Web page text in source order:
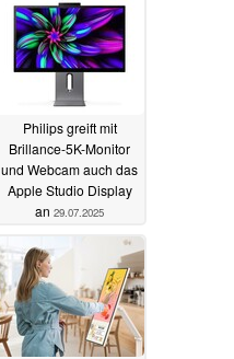
Philips greift mit
Brillance-5K-Monitor
und Webcam auch das
Apple Studio Display
an 29.07.2025